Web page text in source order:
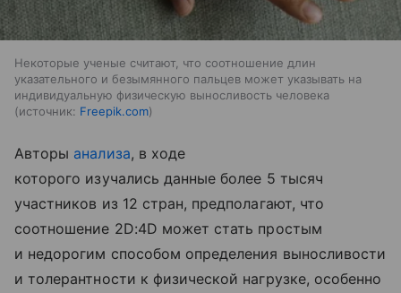
Некоторые ученые считают, что соотношение длин
указательного и безымянного пальцев может указывать на
индивидуальную физическую выносливость человека
источник: Freepik.com
Авторы анализа, в ходе
которого изучались данные более 5 тысяч
участников из 12 стран, предполагают, что
соотношение 2D:4D может стать простым
и недорогим способом определения выносливости
и толерантности к физической нагрузке, особенно